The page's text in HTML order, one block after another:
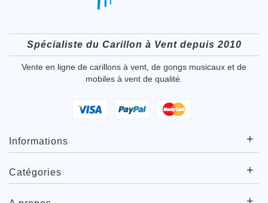
Spécialiste du Carillon à Vent depuis 2010
Vente en ligne de carillons à vent, de gongs musicaux et de
mobiles à vent de qualité.
Informations +
Catégories +